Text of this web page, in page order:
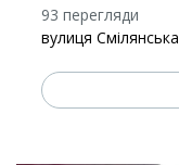
93 перегляди
вулиця Смілянська